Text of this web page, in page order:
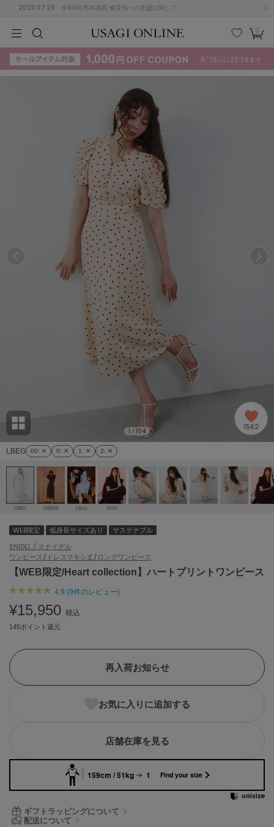
2026.07.29 令和8年熊本地震 被災地への支援に関して
検索
お気
に入
カー
ト
0
KIDSBABYBEAUTYLIFE STYLE
(715)
ョン雑貨 (865)
/ランジェリー (127)
(124)
KIDSBABYBEAUTYLIFE STYLE
F G
L M N
S T U
Z
その
他
ACYM
アシーム
adidas by Stella McCartney
アディダス バイ ステラマッカートニー
Ame no chi Hare
アメノチハレ
AMOMMA
アモマ
アニュアンス
ànuke
アンヌーク
ASICS
アシックス
Ballelite
バレリット
BANDOLIER
バンドリヤー
Barbour
カルバン・クライン
CELFORD
セルフォード
LBEG 00: ✕ 0: ✕ 1 : ✕ 2: ✕
1 / 104 1562
LBEG DBRW LBLU NVY
WEB限定 低身長サイズあり
サステナブル
SNIDEL / スナイデル
ワンピース/ドレスマキシ丈/ロングワンピース
【WEB限定/Heart collection】ハートプリントワンピース
4.9 (9件のレビュー)
¥15,950 税込
145ポイント還元
再入荷お知らせ
お気に入りに追加する
店舗在庫を見る
159cm / 51kg 1 Find your size
ギフトラッピングについて
配送について